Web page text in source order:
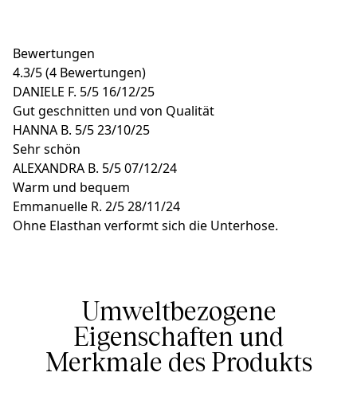
Bewertungen
4.3/5(4 Bewertungen)
DANIELE F. 5/5 16/12/25
Gut geschnitten und von Qualität
HANNA B. 5/523/10/25
Sehr schön
ALEXANDRA B. 5/507/12/24
Warm und bequem
Emmanuelle R. 2/528/11/24
Ohne Elasthan verformt sich die Unterhose.
Umweltbezogene
Eigenschaften und
Merkmale des Produkts